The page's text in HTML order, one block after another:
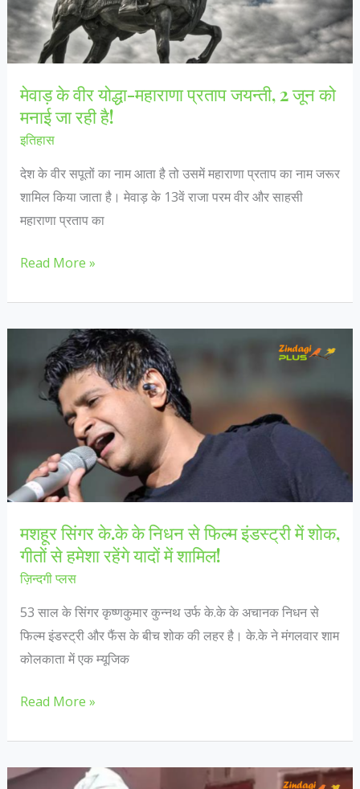
नया
नोटिस
किया
मेवाड़ के वीर योद्धा-महाराणा प्रताप जयन्ती, 2 जून को
मनाई जा रही है!
इतिहास
देश के वीर सपूतों का नाम आता है तो उसमें महाराणा प्रताप का नाम जरूर
शामिल किया जाता है। मेवाड़ के 13वें राजा परम वीर और साहसी
महाराणा प्रताप का
मेवाड़
वीर
योद्धा-
महाराणा
प्रताप
जयन्ती,
को
मनाई
रही
है!
Read More »
मशहूर सिंगर के.के के निधन से फिल्म इंडस्ट्री में शोक,
गीतों से हमेशा रहेंगे यादों में शामिल!
ज़िन्दगी प्लस
53 साल के सिंगर कृष्णकुमार कुन्नथ उर्फ के.के के अचानक निधन से
फिल्म इंडस्ट्री और फैंस के बीच शोक की लहर है। के.के ने मंगलवार शाम
कोलकाता में एक म्यूजिक
मशहूर
के.के
के
Read More »